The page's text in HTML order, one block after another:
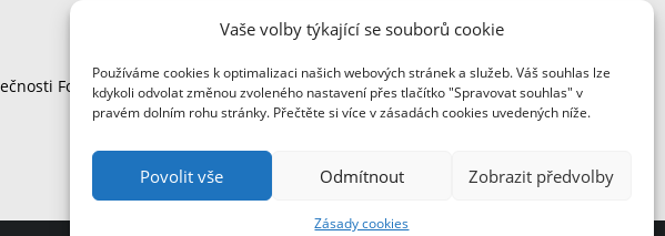
Vaše volby týkající se souborů cookie
Používáme cookies k optimalizaci našich webových stránek a služeb. Váš souhlas lze
kdykoli odvolat změnou zvoleného nastavení přes tlačítko "Spravovat souhlas" v
pravém dolním rohu stránky. Přečtěte si více v zásadách cookies uvedených níže.
Povolit vše Odmítnout Zobrazit předvolby
Zásady cookies
Foxconn Česká republika.